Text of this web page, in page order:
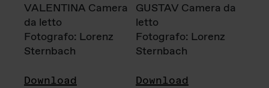
VALENTINA Camera
da letto
Fotografo: Lorenz
Sternbach
Download
GUSTAV Camera da
letto
Fotografo: Lorenz
Sternbach
Download